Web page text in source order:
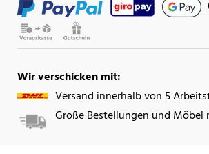
Wir verschicken mit:
Versand innerhalb von 5
Große Bestellungen und Möbel